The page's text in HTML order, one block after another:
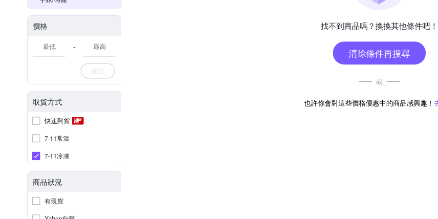
價格
-
確定
取貨方式
快速到貨
7-11常溫
7-11冷凍
商品狀況
有現貨
找不到商品嗎？換換其他條件吧！
清除條件再搜尋
或
也許你會對這些價格優惠中的商品感興趣！